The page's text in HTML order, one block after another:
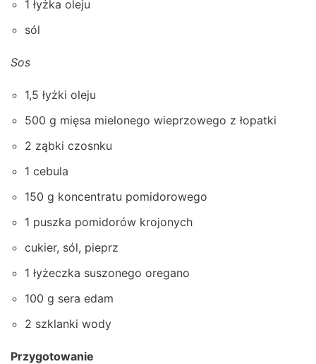
1 łyżka oleju
sól
Sos
1,5 łyżki oleju
500 g mięsa mielonego wieprzowego z łopatki
2 ząbki czosnku
1 cebula
150 g koncentratu pomidorowego
1 puszka pomidorów krojonych
cukier, sól, pieprz
1 łyżeczka suszonego oregano
100 g sera edam
2 szklanki wody
Przygotowanie